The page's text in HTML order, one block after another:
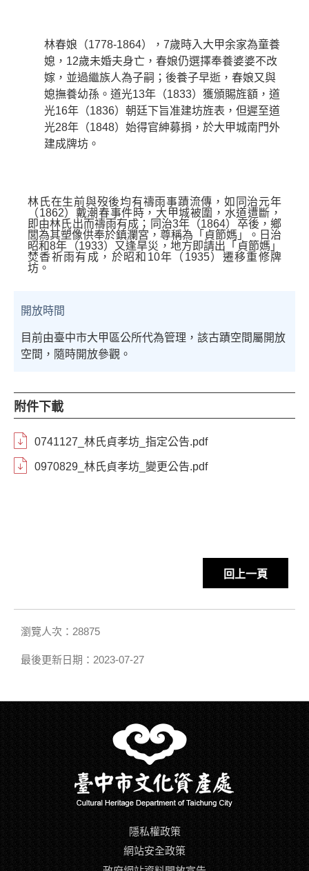
林春娘（1778-1864）， 7歲時入大甲余家為童養
媳， 12歲未婚夫身亡，春娘仍選擇奉養婆婆不改
嫁，並過繼族人為子嗣；後養子早逝，春娘又與
媳撫養幼孫。道光13年（1833）獲頒賜旌額，道
光16年（1836）朝廷下旨准建坊旌表，但遲至道
光28年（1848）始得官紳募捐，於大甲城南門外
建成牌坊。
林氏在生前與歿後均有禱雨事蹟流傳，如同治元年
（1862）戴潮春事件時，大甲城被圍，水道遭斷，
即由林氏出而禱雨有成；同治3年（1864）卒後，鄉
閭為其塑像供奉於鎮瀾宮，尊稱為「貞節媽」。日治
昭和8年（1933）又逢旱災，地方即請出「貞節媽」
焚香祈雨有成，於昭和 10年（ 1935）遷移重修牌
坊。
開放時間
目前由臺中市大甲區公所代為管理，該古蹟空間屬開放
空間，隨時開放參觀。
附件下載
0741127_林氏貞孝坊_指定公告.pdf
0970829_林氏貞孝坊_變更公告.pdf
回上一頁
瀏覽人次：28875
最後更新日期：2023-07-27
隱私權政策
網站安全政策